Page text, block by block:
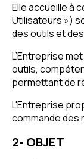
Elle accueille à
Utilisateurs »)
des outils et
L’Entreprise
outils,
permettant de
L'Entreprise
commande des
2- OBJET